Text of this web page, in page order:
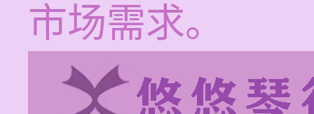
市场需求。